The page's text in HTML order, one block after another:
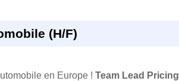
(H/F)
en Europe ! Team Lead Pricing